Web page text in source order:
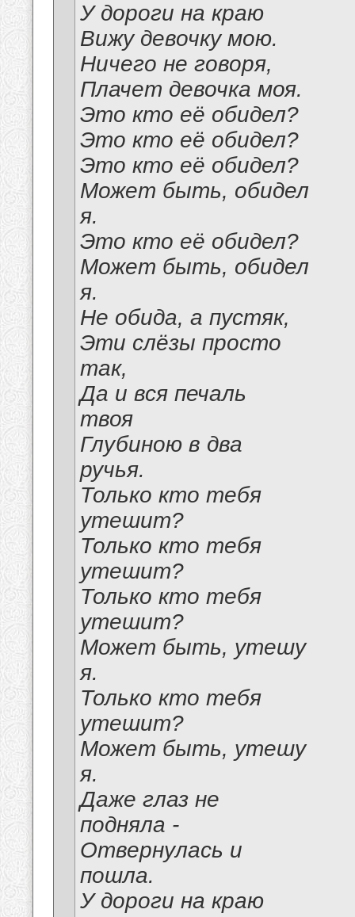
У дороги на краю
Вижу девочку мою.
Ничего не говоря,
Плачет девочка моя.
Это кто её обидел?
Это кто её обидел?
Это кто её обидел?
Может быть, обидел
я.
Это кто её обидел?
Может быть, обидел
я.
Не обида, а пустяк,
Эти слёзы просто
так,
Да и вся печаль
твоя
Глубиною в два
ручья.
Только кто тебя
утешит?
Только кто тебя
утешит?
Только кто тебя
утешит?
Может быть, утешу
я.
Только кто тебя
утешит?
Может быть, утешу
я.
Даже глаз не
подняла -
Отвернулась и
пошла.
У дороги на краю